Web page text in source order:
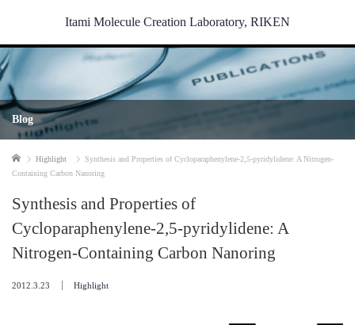
Itami Molecule Creation Laboratory, RIKEN
Blog
Home Highlight
Synthesis and Properties of Cycloparaphenylene-2,5-pyridylidene: A Nitrogen-
Containing Carbon Nanoring
Synthesis and Properties of
Cycloparaphenylene-2,5-pyridylidene: A
Nitrogen-Containing Carbon Nanoring
2012.3.23 Highlight